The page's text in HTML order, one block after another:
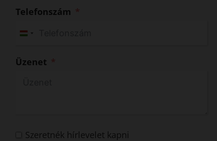
Telefonszám
H
n
+
Üzenet
Szeretnék hírlevelet kapni